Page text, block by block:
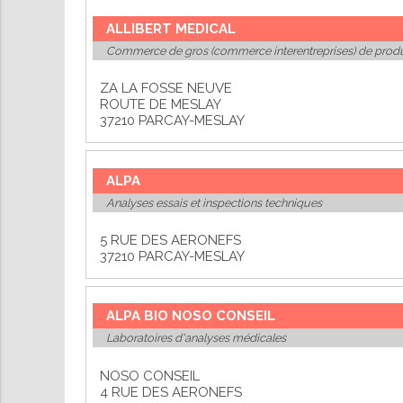
ALLIBERT MEDICAL
Commerce de gros (commerce interentreprises) de
ZA LA FOSSE NEUVE
ROUTE DE MESLAY
37210 PARCAY-MESLAY
ALPA
Analyses essais et inspections techniques
5 RUE DES AERONEFS
37210 PARCAY-MESLAY
ALPA BIO NOSO CONSEIL
Laboratoires d'analyses médicales
NOSO CONSEIL
4 RUE DES AERONEFS